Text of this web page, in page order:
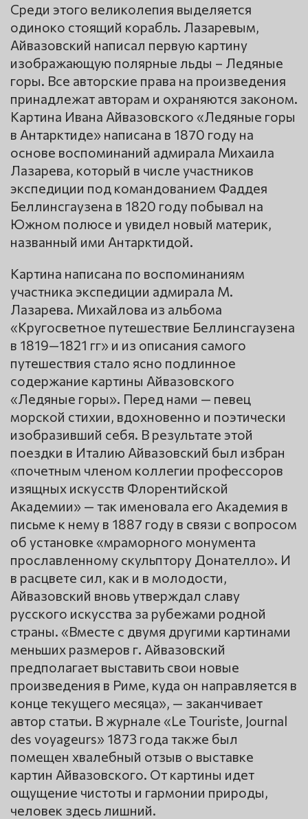
Среди этого великолепия выделяется
одиноко стоящий корабль. Лазаревым,
Айвазовский написал первую картину
изображающую полярные льды – Ледяные
горы. Все авторские права на произведения
принадлежат авторам и охраняются законом.
Картина Ивана Айвазовского «Ледяные горы
в Антарктиде» написана в 1870 году на
основе воспоминаний адмирала Михаила
Лазарева, который в числе участников
экспедиции под командованием Фаддея
Беллинсгаузена в 1820 году побывал на
Южном полюсе и увидел новый материк,
названный ими Антарктидой.
Картина написана по воспоминаниям
участника экспедиции адмирала М.
Лазарева. Михайлова из альбома
«Кругосветное путешествие Беллинсгаузена
в 1819—1821 гг» и из описания самого
путешествия стало ясно подлинное
содержание картины Айвазовского
«Ледяные горы». Перед нами — певец
морской стихии, вдохновенно и поэтически
изобразивший себя. В результате этой
поездки в Италию Айвазовский был избран
«почетным членом коллегии профессоров
изящных искусств Флорентийской
Академии» — так именовала его Академия в
письме к нему в 1887 году в связи с вопросом
об установке «мраморного монумента
прославленному скульптору Донателло». И
в расцвете сил, как и в молодости,
Айвазовский вновь утверждал славу
русского искусства за рубежами родной
страны. «Вместе с двумя другими картинами
меньших размеров г. Айвазовский
предполагает выставить свои новые
произведения в Риме, куда он направляется в
конце текущего месяца», — заканчивает
автор статьи. В журнале «Le Touriste, Journal
des voyageurs» 1873 года также был
помещен хвалебный отзыв о выставке
картин Айвазовского. От картины идет
ощущение чистоты и гармонии природы,
человек здесь лишний.